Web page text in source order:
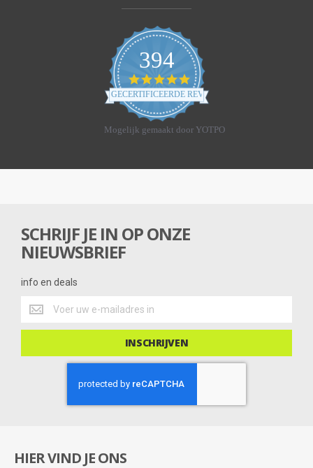
394
4
.
8
GECERTIFICEERDE REVIEWS
Mogelijk gemaakt door YOTPO
SCHRIJF JE IN OP ONZE
NIEUWSBRIEF
info en deals
info
en
deals
INSCHRIJVEN
HIER VIND JE ONS